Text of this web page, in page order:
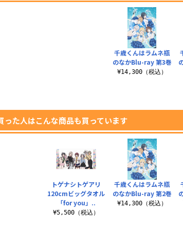
千歳くんはラムネ瓶
のなかBlu-ray 第3巻
¥14,300（税込）
った人はこんな商品も買っています
千歳くんはラムネ瓶
のなかBlu-ray 第2巻
¥14,300（税込）
トゲナシトゲアリ
120cmビッグタオル
「for you」..
¥5,500（税込）